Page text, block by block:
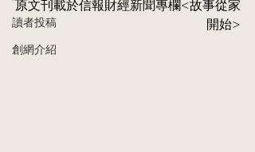
讀者投稿
創網介紹
原⽂刊載於信報財經新聞專欄<故事從家
開始>